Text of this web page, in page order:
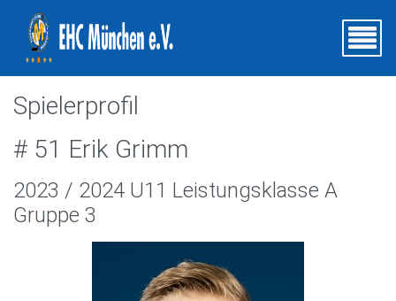
Spielerprofil
# 51 Erik Grimm
2023 / 2024 U11 Leistungsklasse A
Gruppe 3